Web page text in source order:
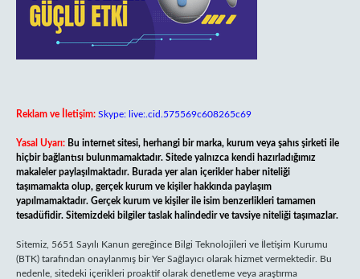
Reklam ve İletişim: Skype: live:.cid.575569c608265c69
Yasal Uyarı: Bu internet sitesi, herhangi bir marka, kurum veya şahıs şirketi ile
hiçbir bağlantısı bulunmamaktadır. Sitede yalnızca kendi hazırladığımız
makaleler paylaşılmaktadır. Burada yer alan içerikler haber niteliği
taşımamakta olup, gerçek kurum ve kişiler hakkında paylaşım
yapılmamaktadır. Gerçek kurum ve kişiler ile isim benzerlikleri tamamen
tesadüfidir. Sitemizdeki bilgiler taslak halindedir ve tavsiye niteliği taşımazlar.
Sitemiz, 5651 Sayılı Kanun gereğince Bilgi Teknolojileri ve İletişim Kurumu
(BTK) tarafından onaylanmış bir Yer Sağlayıcı olarak hizmet vermektedir. Bu
nedenle, sitedeki içerikleri proaktif olarak denetleme veya araştırma